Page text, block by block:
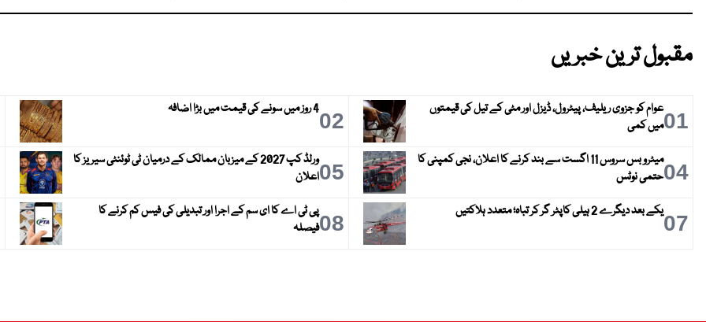
مقبول ترین خبریں
01عوام کو جزوی ریلیف، پیٹرول، ڈیزل اور مٹی کے تیل کی قیمتوں
میں کمی
024 روز میں سونے کی قیمت میں بڑا اضافہ
04
میٹرو بس سروس 11 اگست سے بند کرنے کا اعلان، نجی کمپنی کا
حتمی نوٹس
05
ورلڈ کپ 2027 کے میزبان ممالک کے درمیان ٹی ٹوئنٹی سیریز کا
اعلان
07یکے بعد دیگرے 2 ہیلی کاپٹر گر کر تباہ؛ متعدد ہلاکتیں 08پی ٹی اے کا ای سم کے اجرا اور تبدیلی کی فیس کم کرنے کا
فیصلہ